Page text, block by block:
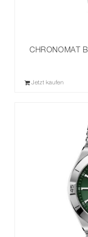
CHRONOMAT
Jetzt kaufen